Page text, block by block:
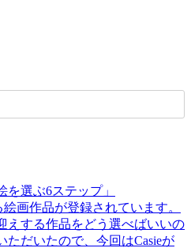
選ぶ6ステップ」
画作品が登録されています。
えする作品をどう選べばいいの
だいたので、今回はCasieが